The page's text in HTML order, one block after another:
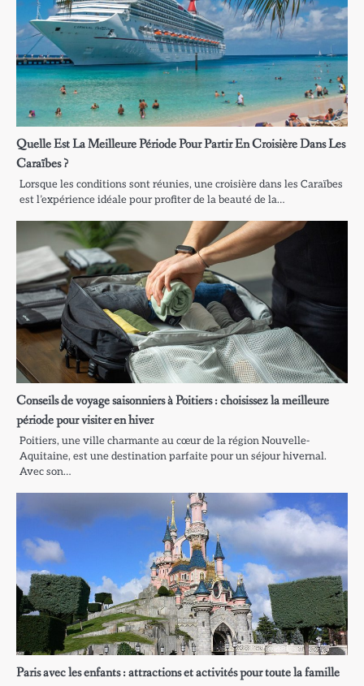
Quelle Est La Meilleure Période Pour Partir En Croisière Dans Les
Caraïbes ?
Lorsque les conditions sont réunies, une croisière dans les Caraïbes
est l’expérience idéale pour profiter de la beauté de la…
Conseils de voyage saisonniers à Poitiers : choisissez la meilleure
période pour visiter en hiver
Poitiers, une ville charmante au cœur de la région Nouvelle-
Aquitaine, est une destination parfaite pour un séjour hivernal.
Avec son…
Paris avec les enfants : attractions et activités pour toute la famille